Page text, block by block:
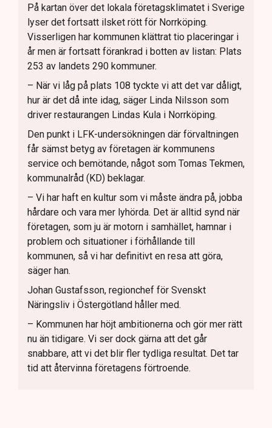
På kartan över det lokala företagsklimatet i Sverige
lyser det fortsatt ilsket rött för Norrköping.
Visserligen har kommunen klättrat tio placeringar i
år men är fortsatt förankrad i botten av listan: Plats
253 av landets 290 kommuner.
– När vi låg på plats 108 tyckte vi att det var dåligt,
hur är det då inte idag, säger Linda Nilsson som
driver restaurangen Lindas Kula i Norrköping.
Den punkt i LFK-undersökningen där förvaltningen
får sämst betyg av företagen är kommunens
service och bemötande, något som Tomas Tekmen,
kommunalråd (KD) beklagar.
– Vi har haft en kultur som vi måste ändra på, jobba
hårdare och vara mer lyhörda. Det är alltid synd när
företagen, som ju är motorn i samhället, hamnar i
problem och situationer i förhållande till
kommunen, så vi har definitivt en resa att göra,
säger han.
Johan Gustafsson, regionchef för Svenskt
Näringsliv i Östergötland håller med.
– Kommunen har höjt ambitionerna och gör mer rätt
nu än tidigare. Vi ser dock gärna att det går
snabbare, att vi det blir fler tydliga resultat. Det tar
tid att återvinna företagens förtroende.